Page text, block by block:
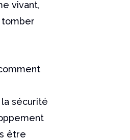
vivant,
tomber
sécurité
être